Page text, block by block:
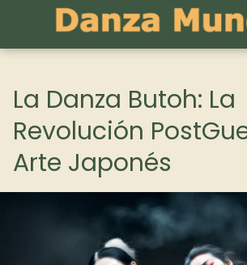
La Danza Butoh: La
Revolución
Arte Japonés